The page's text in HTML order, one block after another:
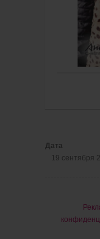
Дата
19 сентября